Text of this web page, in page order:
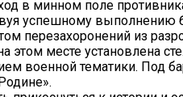
в минном поле
успешному выполнению
перезахоронений из
этом месте установлена
военной тематики. Под